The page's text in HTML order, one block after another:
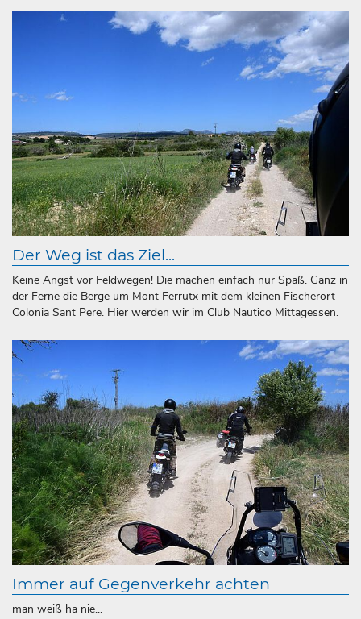
Der Weg ist das Ziel...
Keine Angst vor Feldwegen! Die machen einfach nur Spaß. Ganz in
der Ferne die Berge um Mont Ferrutx mit dem kleinen Fischerort
Colonia Sant Pere. Hier werden wir im Club Nautico Mittagessen.
Immer auf Gegenverkehr achten
man weiß ha nie...